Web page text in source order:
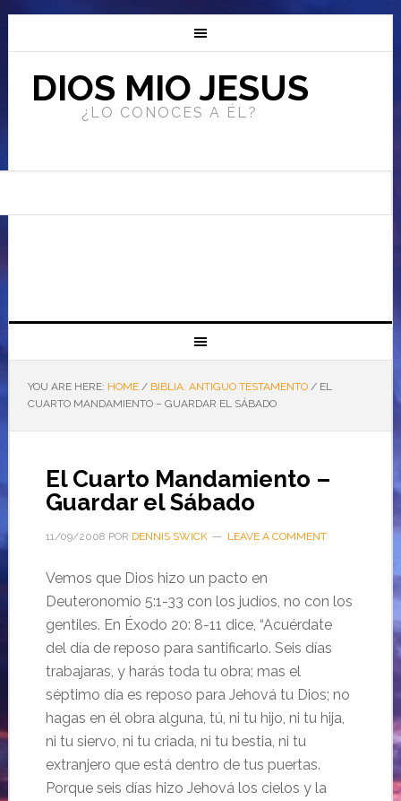
DIOS MIO JESUS
¿LO CONOCES A ÉL?
YOU ARE HERE: HOME / BIBLIA: ANTIGUO TESTAMENTO /EL
CUARTO MANDAMIENTO – GUARDAR EL SÁBADO
El Cuarto Mandamiento –
Guardar el Sábado
11/09/2008 POR DENNIS SWICK LEAVE A COMMENT
Vemos que Dios hizo un pacto en
Deuteronomio 5:1-33 con los judíos, no con los
gentiles. En Éxodo 20: 8-11 dice, “Acuérdate
del día de reposo para santificarlo. Seis días
trabajaras, y harás toda tu obra; mas el
séptimo día es reposo para Jehová tu Dios; no
hagas en él obra alguna, tú, ni tu hijo, ni tu hija,
ni tu siervo, ni tu criada, ni tu bestia, ni tu
extranjero que está dentro de tus puertas.
Porque seis días hizo Jehová los cielos y la